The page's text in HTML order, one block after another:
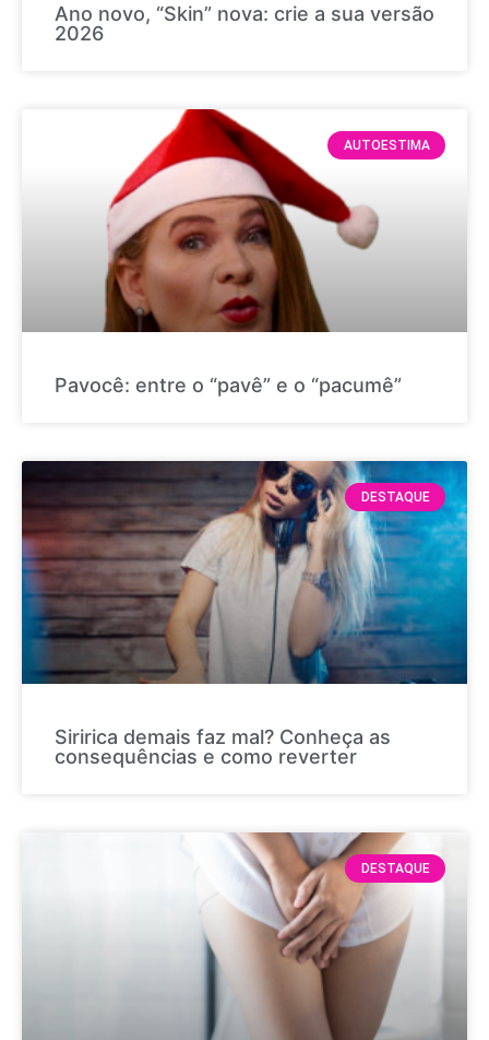
Ano novo, “Skin” nova: crie a sua versão
2026
AUTOESTIMA
Pavocê: entre o “pavê” e o “pacumê”
DESTAQUE
Siririca demais faz mal? Conheça as
consequências e como reverter
DESTAQUE